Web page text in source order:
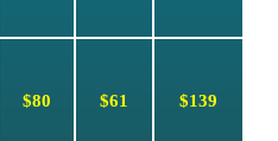
$80 $61 $139